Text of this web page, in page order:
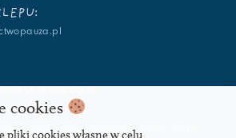
w dni powszednie w godzinach 11-15,
cookies
pliki cookies własne w celu